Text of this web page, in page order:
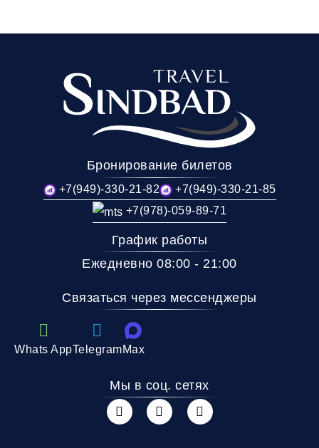
Бронирование билетов
+7(949)-330-21-82
+7(949)-330-21-85
+7(978)-059-89-71
График работы
Ежедневно 08:00 - 21:00
Связаться через мессенджеры
Whats AppTelegramMax
Мы в соц. сетях